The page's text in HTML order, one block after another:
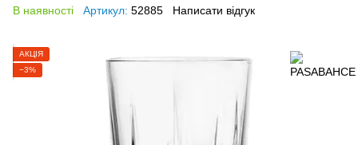
В наявності Артикул: 52885 Написати відгук
АКЦІЯ
−3%